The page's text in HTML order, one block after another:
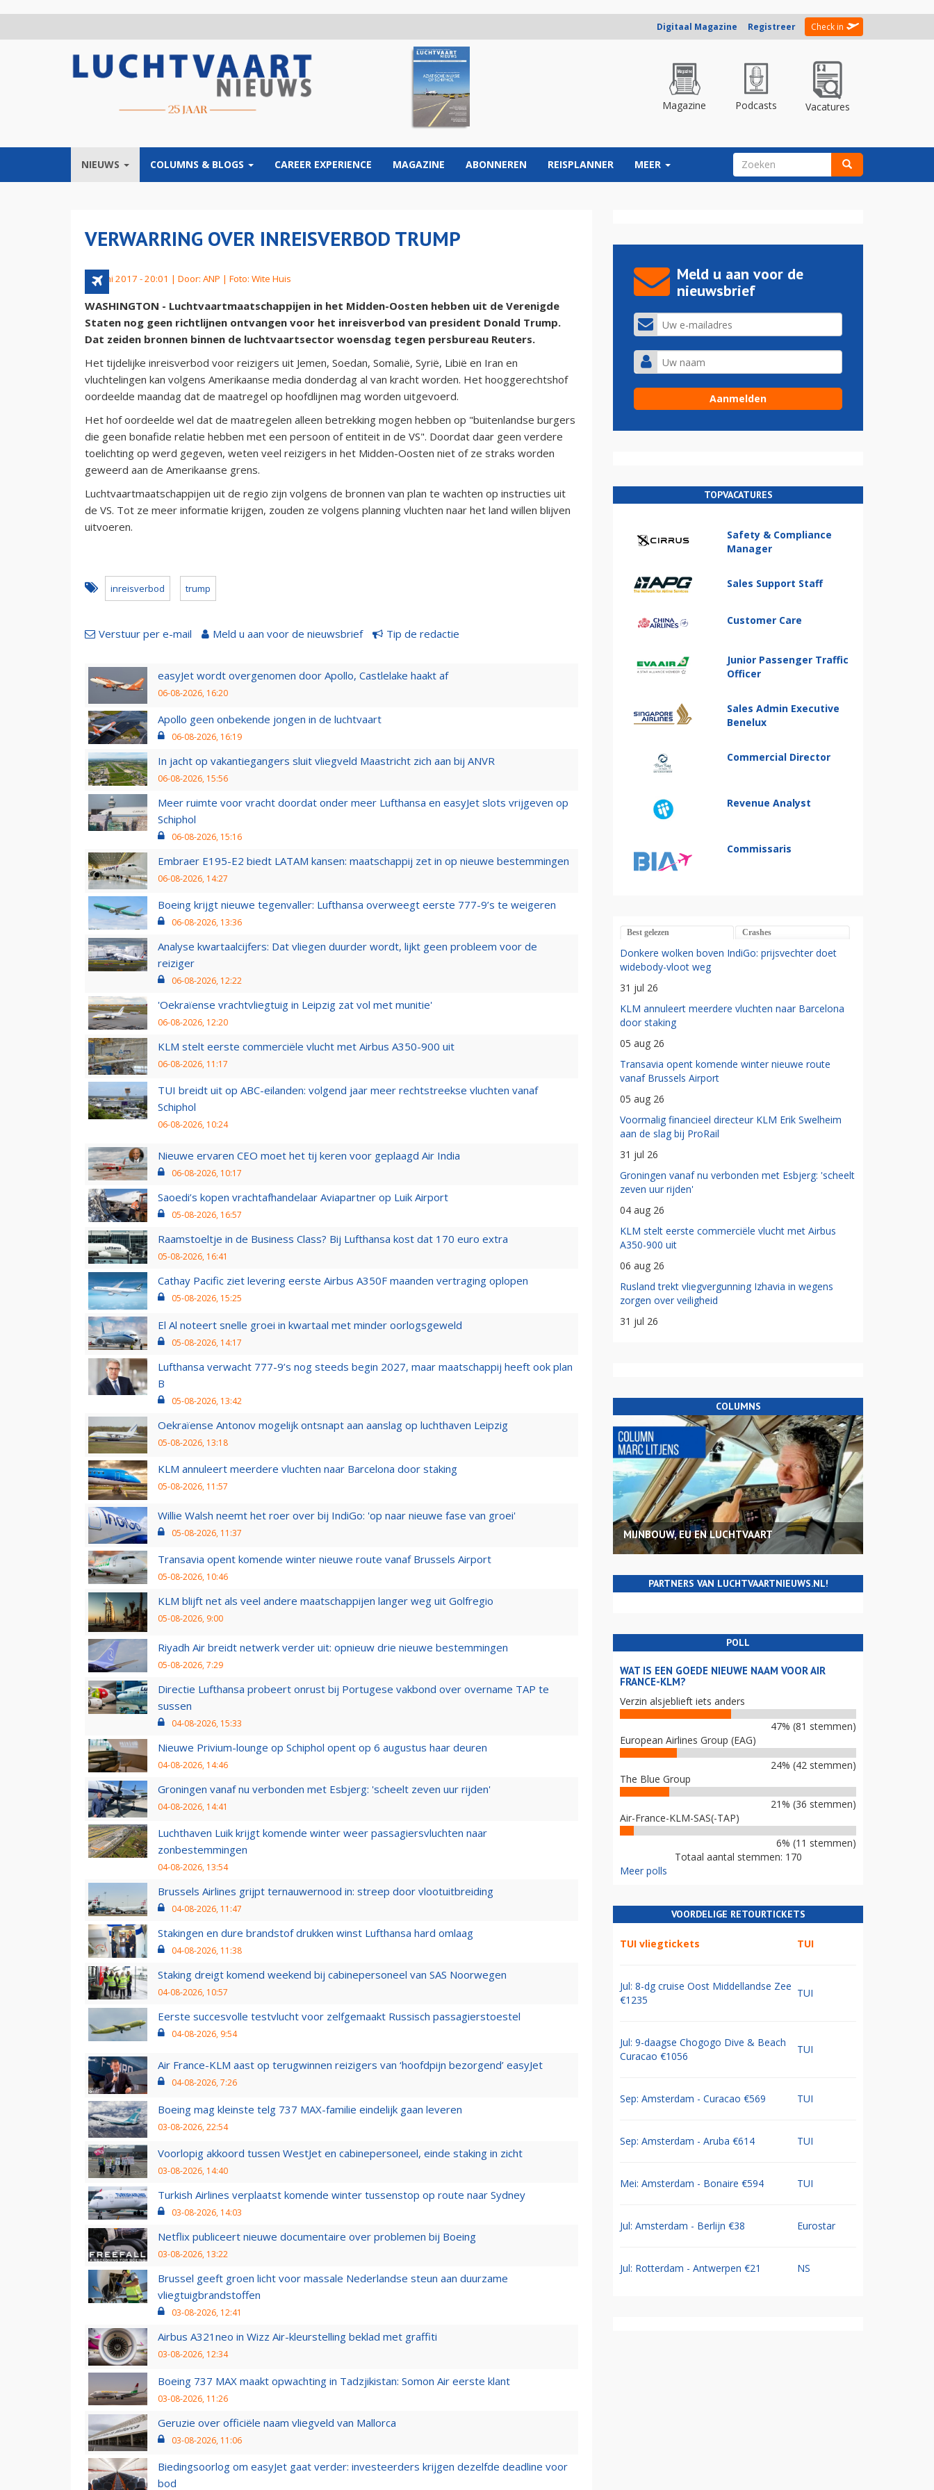
Digitaal Magazine Registreer Check in
Magazine Podcasts Vacatures
NIEUWS COLUMNS & BLOGS CAREER EXPERIENCE MAGAZINE ABONNEREN REISPLANNER MEER ZOEKVELD
VERWARRING OVER INREISVERBOD TRUMP
28 juni 2017 - 20:01 | Door: ANP | Foto: Wite Huis
WASHINGTON - Luchtvaartmaatschappijen in het Midden-Oosten hebben uit de Verenigde
Staten nog geen richtlijnen ontvangen voor het inreisverbod van president Donald Trump.
Dat zeiden bronnen binnen de luchtvaartsector woensdag tegen persbureau Reuters.
Het tijdelijke inreisverbod voor reizigers uit Jemen, Soedan, Somalië, Syrië, Libië en Iran en
vluchtelingen kan volgens Amerikaanse media donderdag al van kracht worden. Het hooggerechtshof
oordeelde maandag dat de maatregel op hoofdlijnen mag worden uitgevoerd.
Het hof oordeelde wel dat de maatregelen alleen betrekking mogen hebben op "buitenlandse burgers
die geen bonafide relatie hebben met een persoon of entiteit in de VS". Doordat daar geen verdere
toelichting op werd gegeven, weten veel reizigers in het Midden-Oosten niet of ze straks worden
geweerd aan de Amerikaanse grens.
Luchtvaartmaatschappijen uit de regio zijn volgens de bronnen van plan te wachten op instructies uit
de VS. Tot ze meer informatie krijgen, zouden ze volgens planning vluchten naar het land willen blijven
uitvoeren.
inreisverbod trump
Verstuur per e-mail Meld u aan voor de nieuwsbrief Tip de redactie
easyJet wordt overgenomen door Apollo, Castlelake haakt af
06-08-2026, 16:20
Apollo geen onbekende jongen in de luchtvaart
06-08-2026, 16:19
In jacht op vakantiegangers sluit vliegveld Maastricht zich aan bij ANVR
06-08-2026, 15:56
Meer ruimte voor vracht doordat onder meer Lufthansa en easyJet slots vrijgeven op
Schiphol
06-08-2026, 15:16
Embraer E195-E2 biedt LATAM kansen: maatschappij zet in op nieuwe bestemmingen
06-08-2026, 14:27
Boeing krijgt nieuwe tegenvaller: Lufthansa overweegt eerste 777-9’s te weigeren
06-08-2026, 13:36
Analyse kwartaalcijfers: Dat vliegen duurder wordt, lijkt geen probleem voor de
reiziger
06-08-2026, 12:22
'Oekraïense vrachtvliegtuig in Leipzig zat vol met munitie'
06-08-2026, 12:20
KLM stelt eerste commerciële vlucht met Airbus A350-900 uit
06-08-2026, 11:17
TUI breidt uit op ABC-eilanden: volgend jaar meer rechtstreekse vluchten vanaf
Schiphol
06-08-2026, 10:24
Nieuwe ervaren CEO moet het tij keren voor geplaagd Air India
06-08-2026, 10:17
Saoedi’s kopen vrachtafhandelaar Aviapartner op Luik Airport
05-08-2026, 16:57
Raamstoeltje in de Business Class? Bij Lufthansa kost dat 170 euro extra
05-08-2026, 16:41
Cathay Pacific ziet levering eerste Airbus A350F maanden vertraging oplopen
05-08-2026, 15:25
El Al noteert snelle groei in kwartaal met minder oorlogsgeweld
05-08-2026, 14:17
Lufthansa verwacht 777-9’s nog steeds begin 2027, maar maatschappij heeft ook plan
B
05-08-2026, 13:42
Oekraïense Antonov mogelijk ontsnapt aan aanslag op luchthaven Leipzig
05-08-2026, 13:18
KLM annuleert meerdere vluchten naar Barcelona door staking
05-08-2026, 11:57
Willie Walsh neemt het roer over bij IndiGo: 'op naar nieuwe fase van groei'
05-08-2026, 11:37
Transavia opent komende winter nieuwe route vanaf Brussels Airport
05-08-2026, 10:46
KLM blijft net als veel andere maatschappijen langer weg uit Golfregio
05-08-2026, 9:00
Riyadh Air breidt netwerk verder uit: opnieuw drie nieuwe bestemmingen
05-08-2026, 7:29
Directie Lufthansa probeert onrust bij Portugese vakbond over overname TAP te
sussen
04-08-2026, 15:33
Nieuwe Privium-lounge op Schiphol opent op 6 augustus haar deuren
04-08-2026, 14:46
Groningen vanaf nu verbonden met Esbjerg: 'scheelt zeven uur rijden'
04-08-2026, 14:41
Luchthaven Luik krijgt komende winter weer passagiersvluchten naar
zonbestemmingen
04-08-2026, 13:54
Brussels Airlines grijpt ternauwernood in: streep door vlootuitbreiding
04-08-2026, 11:47
Stakingen en dure brandstof drukken winst Lufthansa hard omlaag
04-08-2026, 11:38
Staking dreigt komend weekend bij cabinepersoneel van SAS Noorwegen
04-08-2026, 10:57
Eerste succesvolle testvlucht voor zelfgemaakt Russisch passagierstoestel
04-08-2026, 9:54
Air France-KLM aast op terugwinnen reizigers van ‘hoofdpijn bezorgend’ easyJet
04-08-2026, 7:26
Boeing mag kleinste telg 737 MAX-familie eindelijk gaan leveren
03-08-2026, 22:54
Voorlopig akkoord tussen WestJet en cabinepersoneel, einde staking in zicht
03-08-2026, 14:40
Turkish Airlines verplaatst komende winter tussenstop op route naar Sydney
03-08-2026, 14:03
Netflix publiceert nieuwe documentaire over problemen bij Boeing
03-08-2026, 13:22
Brussel geeft groen licht voor massale Nederlandse steun aan duurzame
vliegtuigbrandstoffen
03-08-2026, 12:41
Airbus A321neo in Wizz Air-kleurstelling beklad met graffiti
03-08-2026, 12:34
Boeing 737 MAX maakt opwachting in Tadzjikistan: Somon Air eerste klant
03-08-2026, 11:26
Geruzie over officiële naam vliegveld van Mallorca
03-08-2026, 11:06
Biedingsoorlog om easyJet gaat verder: investeerders krijgen dezelfde deadline voor
bod
Meld u aan voor de
nieuwsbrief
TOPVACATURES
Safety & Compliance
Manager
Sales Support Staff
Customer Care
Junior Passenger Traffic
Officer
Sales Admin Executive
Benelux
Commercial Director
Revenue Analyst
Commissaris
Best gelezen Crashes
Donkere wolken boven IndiGo: prijsvechter doet
widebody-vloot weg
31 jul 26
KLM annuleert meerdere vluchten naar Barcelona
door staking
05 aug 26
Transavia opent komende winter nieuwe route
vanaf Brussels Airport
05 aug 26
Voormalig financieel directeur KLM Erik Swelheim
aan de slag bij ProRail
31 jul 26
Groningen vanaf nu verbonden met Esbjerg: 'scheelt
zeven uur rijden'
04 aug 26
KLM stelt eerste commerciële vlucht met Airbus
A350-900 uit
06 aug 26
Rusland trekt vliegvergunning Izhavia in wegens
zorgen over veiligheid
31 jul 26
COLUMNS
MIJNBOUW, EU EN LUCHTVAART
PARTNERS VAN LUCHTVAARTNIEUWS.NL!
POLL
WAT IS EEN GOEDE NIEUWE NAAM VOOR AIR
FRANCE-KLM?
Verzin alsjeblieft iets anders
47% (81 stemmen)
European Airlines Group (EAG)
24% (42 stemmen)
The Blue Group
21% (36 stemmen)
Air-France-KLM-SAS(-TAP)
6% (11 stemmen)
Totaal aantal stemmen: 170
Meer polls
VOORDELIGE RETOURTICKETS
TUI vliegtickets TUI
Jul: 8-dg cruise Oost Middellandse Zee
€1235
TUI
Jul: 9-daagse Chogogo Dive & Beach
Curacao €1056
TUI
Sep: Amsterdam - Curacao €569 TUI
Sep: Amsterdam - Aruba €614 TUI
Mei: Amsterdam - Bonaire €594 TUI
Jul: Amsterdam - Berlijn €38 Eurostar
Jul: Rotterdam - Antwerpen €21 NS